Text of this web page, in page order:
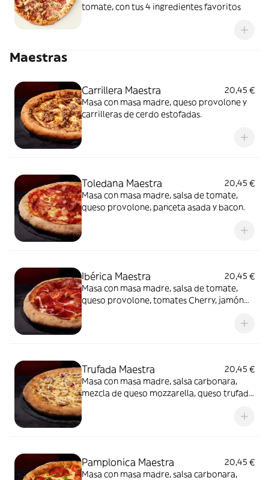
tomate, con tus 4 ingredientes favoritos
Maestras
Carrillera Maestra
20,45 €
Masa con masa madre, queso provolone y
carrilleras de cerdo estofadas.
Toledana Maestra
20,45 €
Masa con masa madre, salsa de tomate,
queso provolone, panceta asada y bacon.
Ibérica Maestra
20,45 €
Masa con masa madre, salsa de tomate,
queso provolone, tomates Cherry, jamón
Trufada Maestra
20,45 €
Masa con masa madre, salsa carbonara,
mezcla de queso mozzarella, queso trufado
Pamplonica Maestra
20,45 €
Masa con masa madre, salsa carbonara,